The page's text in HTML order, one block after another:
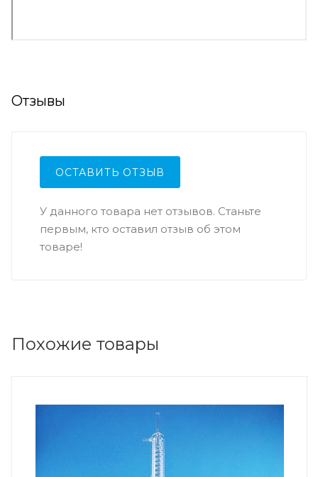
Отзывы
ОСТАВИТЬ ОТЗЫВ
У данного товара нет отзывов. Станьте
первым, кто оставил отзыв об этом
товаре!
Похожие товары